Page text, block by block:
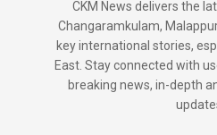
CKM News delivers the
Changaramkulam,
key international stories,
East. Stay connected with
breaking news, in-depth